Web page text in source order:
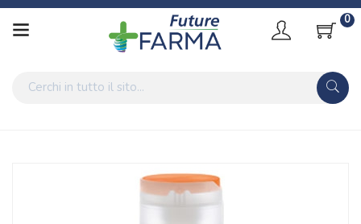
0
BioNike Triderm Linea Detergenza Quotidiana Doccia Shampoo
Corpo e Capelli 200ml
/Capelli